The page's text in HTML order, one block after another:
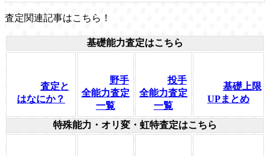
査定関連記事はこちら！
基礎能力査定はこちら
査定と
はなにか？
野手
全能力査定
一覧
投手
全能力査定
一覧
基礎上限
UPまとめ
特殊能力・オリ変・虹特査定はこちら